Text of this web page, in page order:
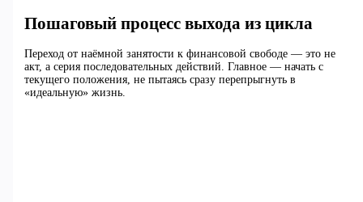
Пошаговый процесс выхода из цикла
Переход от наёмной занятости к финансовой свободе — это не
акт, а серия последовательных действий. Главное — начать с
текущего положения, не пытаясь сразу перепрыгнуть в
«идеальную» жизнь.